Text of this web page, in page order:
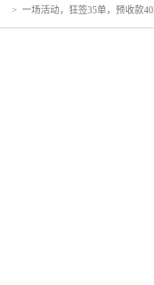
> 一场活动，狂签35单，预收款